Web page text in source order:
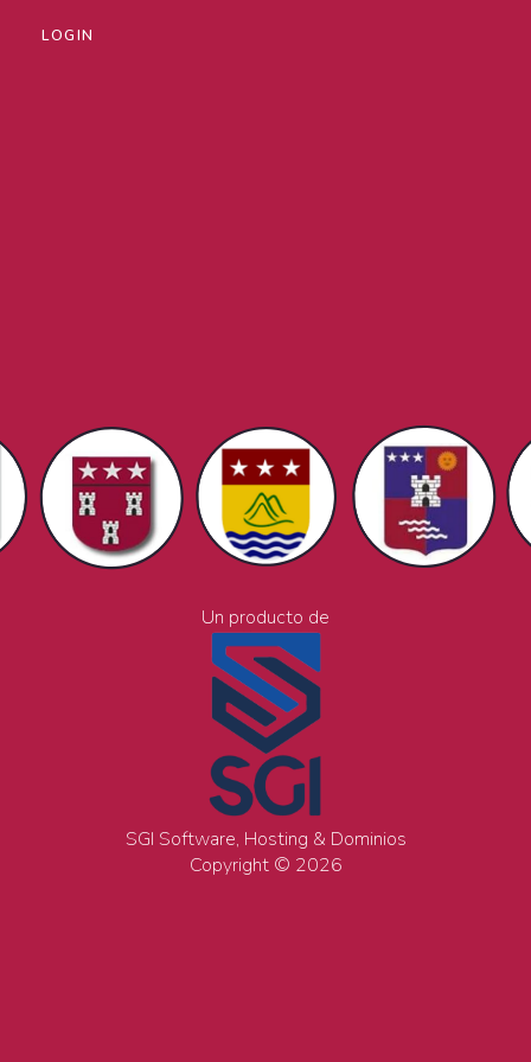
LOGIN
Un producto de
SGI Software, Hosting & Dominios
Copyright © 2026